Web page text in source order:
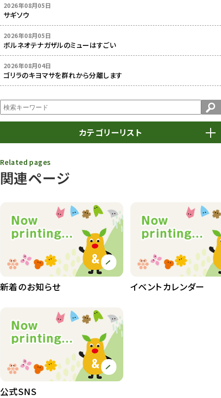
2026年08月05日
サギソウ
2026年08月05日
ボルネオテナガザルのミューはすごい
2026年08月04日
ゴリラのキヨマサを群れから分離します
カテゴリーリスト
動物園
動物園その他 117
植物園 510
植物たち 407
植物園長の庭
桜情報
紅葉情報
ズーボ
イベント
関連ページ
Related pages
新着のお知らせ イベントカレンダー
公式SNS